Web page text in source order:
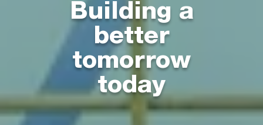
Building a
better
tomorrow
today